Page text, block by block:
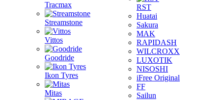
Tracmax
Streamstone
Vittos
Goodride
Ikon Tyres
Mitas
RST
Huatai
Sakura
MAK
RAPIDASH
WILCROXX
LUXOTIK
NISOSHI
iFree Original
FF
Sailun